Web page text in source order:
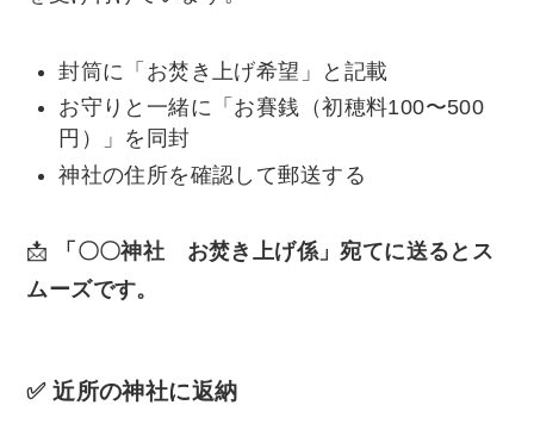
封筒に「お焚き上げ希望」と記載
お守りと一緒に「お賽銭（初穂料100〜500
円）」を同封
神社の住所を確認して郵送する
📩
「〇〇神社 お焚き上げ係」宛てに送るとス
ムーズです。
✅ 近所の神社に返納